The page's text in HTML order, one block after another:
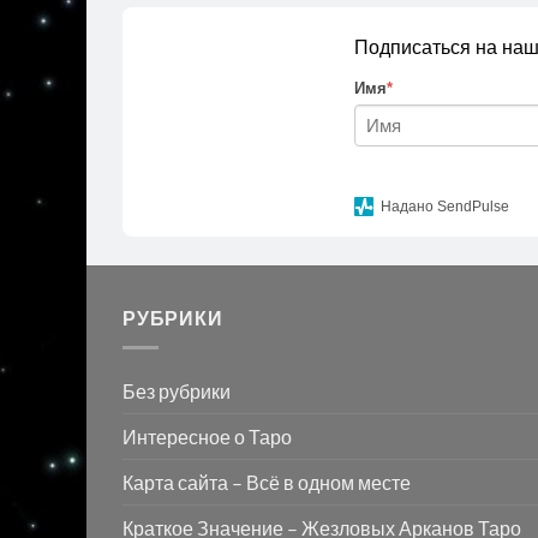
Подписаться на
Имя*
Надано SendPulse
РУБРИКИ
Без рубрики
Интересное о Таро
Карта сайта – Всё в одном месте
Краткое Значение – Жезловых Арканов Таро